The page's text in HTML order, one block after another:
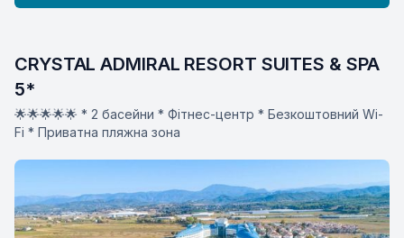
CRYSTAL ADMIRAL RESORT SUITES & SPA
5*
🌟🌟🌟🌟🌟 * 2 басейни * Фітнес-центр * Безкоштовний Wi-
Fi * Приватна пляжна зона